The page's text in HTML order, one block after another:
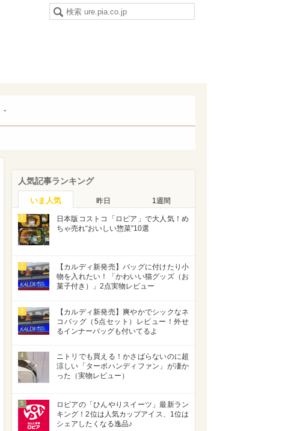
人気記事ランキング
いま人気 昨日 1週間
1
日本版コストコ「ロピア」で大人気！め
ちゃ売れ“おいしい惣菜”10選
2
【カルディ新発売】バッグに付けたり小
物を入れたい！「かわいい猫グッズ（お
菓子付き）」2点実物レビュー
3
【カルディ新発売】爽やかでシックなネ
コバッグ（5点セット）レビュー！外せ
るインナーバッグも付いてるよ
4
ニトリでも買える！かさばらないのに超
涼しい「ターボハンディファン」が凄か
った（実物レビュー）
5
ロピアの「ひんやりスイーツ」最新ラン
キング！2位は人気カップアイス、1位は
シェアしたくなる逸品♪